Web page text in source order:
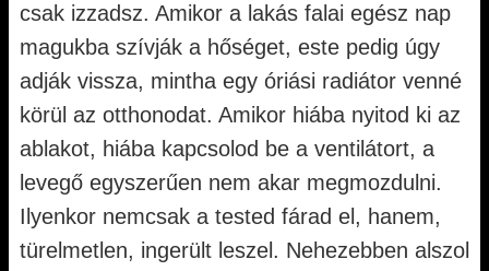
csak izzadsz. Amikor a lakás falai egész nap
magukba szívják a hőséget, este pedig úgy
adják vissza, mintha egy óriási radiátor venné
körül az otthonodat. Amikor hiába nyitod ki az
ablakot, hiába kapcsolod be a ventilátort, a
levegő egyszerűen nem akar megmozdulni.
Ilyenkor nemcsak a tested fárad el, hanem,
türelmetlen, ingerült leszel. Nehezebben alszol